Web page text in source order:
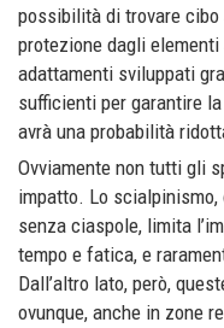
possibilità di trovare
protezione dagli
adattamenti sviluppati
sufficienti per garantire
avrà una probabilità
Ovviamente non tutti gli
impatto. Lo scialpinismo,
senza ciaspole, limita
tempo e fatica, e
Dall’altro lato, però,
ovunque, anche in zone